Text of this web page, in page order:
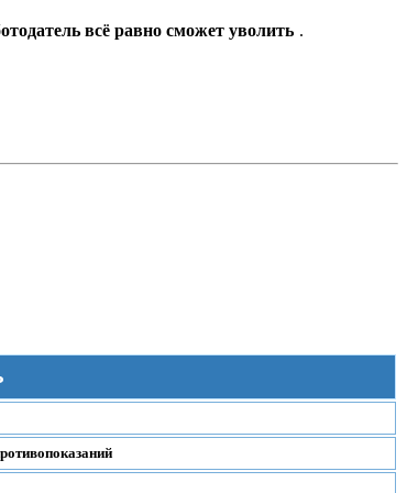
всё равно сможет уволить .